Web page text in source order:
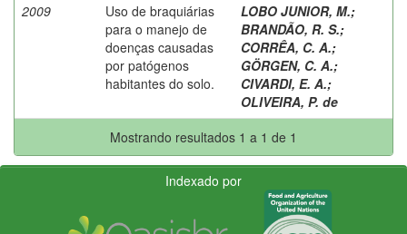
2009
Uso de braquiárias
para o manejo de
doenças causadas
por patógenos
habitantes do solo.
LOBO JUNIOR, M.;
BRANDÃO, R. S.;
CORRÊA, C. A.;
GÖRGEN, C. A.;
CIVARDI, E. A.;
OLIVEIRA, P. de
Mostrando resultados 1 a 1 de 1
Indexado por